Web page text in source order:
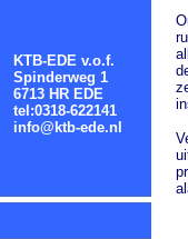
KTB-EDE v.o.f.
Spinderweg 1
6713 HR EDE
tel:0318-622141
info@ktb-ede.nl